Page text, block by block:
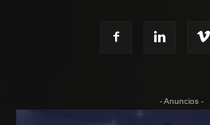
- Anuncios -